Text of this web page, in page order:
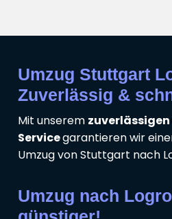
Umzug Stuttgart
Zuverlässig &
Mit unserem
Servicegarantieren wir
Umzug von Stuttgart nach
Umzug nach